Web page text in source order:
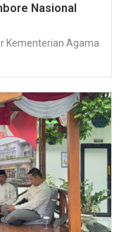
Nasional
Kementerian Agama